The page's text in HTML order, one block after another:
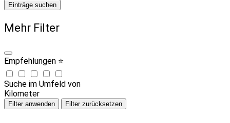
Einträge suchen
Mehr Filter
Empfehlungen ⭐
Suche im Umfeld von
Kilometer
Filter anwenden Filter zurücksetzen